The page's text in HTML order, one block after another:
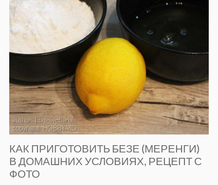
КАК ПРИГОТОВИТЬ БЕЗЕ (МЕРЕНГИ)
В ДОМАШНИХ УСЛОВИЯХ, РЕЦЕПТ С
ФОТО